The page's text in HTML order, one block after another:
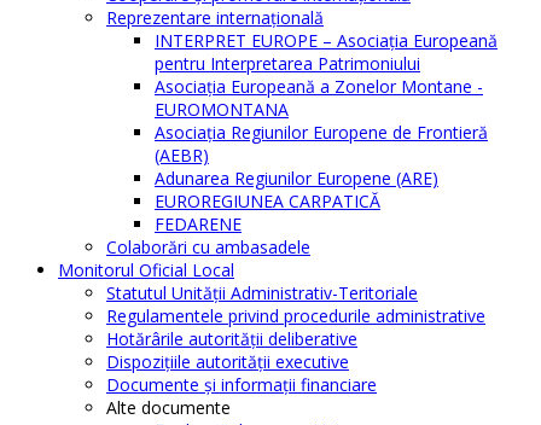
Reprezentare internaţională
INTERPRET EUROPE – Asociația Europeană
pentru Interpretarea Patrimoniului
Asociația Europeană a Zonelor Montane -
EUROMONTANA
Asociația Regiunilor Europene de Frontieră
(AEBR)
Adunarea Regiunilor Europene (ARE)
EUROREGIUNEA CARPATICĂ
FEDARENE
Colaborări cu ambasadele
Monitorul Oficial Local
Statutul Unităţii Administrativ-Teritoriale
Regulamentele privind procedurile administrative
Hotărârile autorităţii deliberative
Dispoziţiile autorităţii executive
Documente şi informaţii financiare
Alte documente